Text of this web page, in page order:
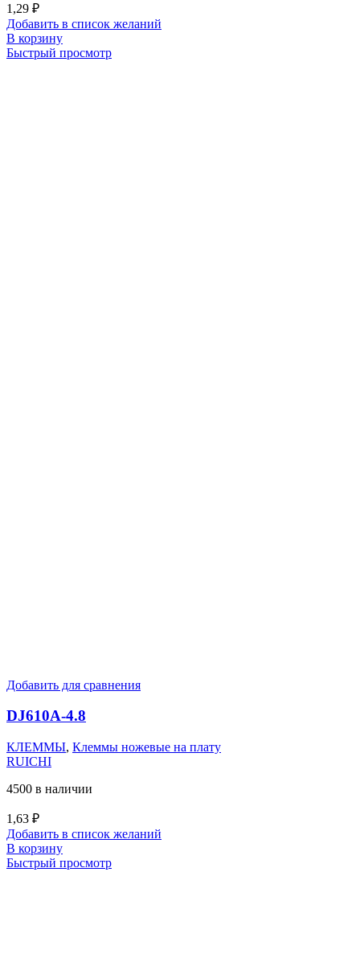
1,29 ₽
Добавить в список желаний
В корзину
Быстрый просмотр
Добавить для сравнения
DJ610A-4.8
КЛЕММЫ, Клеммы ножевые на плату
RUICHI
4500 в наличии
1,63 ₽
Добавить в список желаний
В корзину
Быстрый просмотр